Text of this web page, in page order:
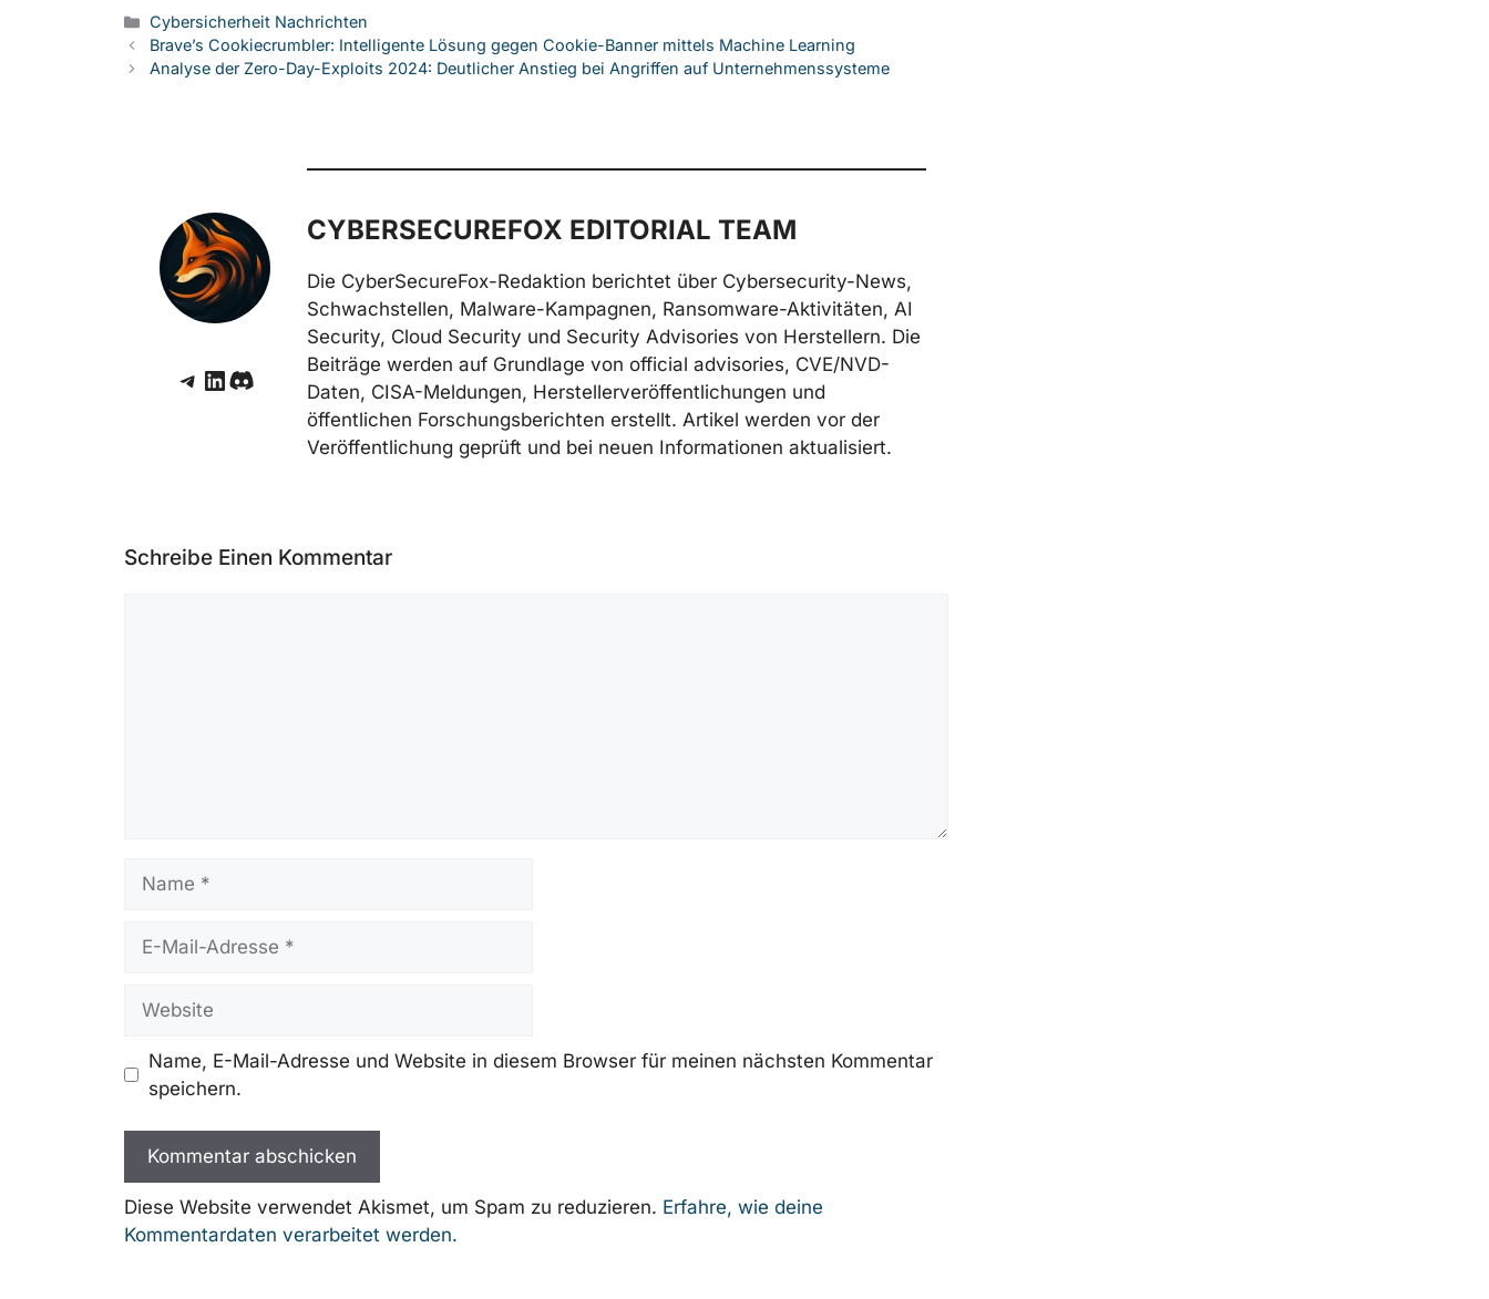
Kategorien
Cybersicherheit Nachrichten
Brave’s Cookiecrumbler: Intelligente Lösung gegen Cookie-Banner mittels Machine Learning
Analyse der Zero-Day-Exploits 2024: Deutlicher Anstieg bei Angriffen auf Unternehmenssysteme
Telegram
LinkedIn
Discord
CYBERSECUREFOX EDITORIAL TEAM
Die CyberSecureFox-Redaktion berichtet über Cybersecurity-News,
Schwachstellen, Malware-Kampagnen, Ransomware-Aktivitäten, AI
Security, Cloud Security und Security Advisories von Herstellern. Die
Beiträge werden auf Grundlage von official advisories, CVE/NVD-
Daten, CISA-Meldungen, Herstellerveröffentlichungen und
öffentlichen Forschungsberichten erstellt. Artikel werden vor der
Veröffentlichung geprüft und bei neuen Informationen aktualisiert.
Schreibe Einen Kommentar
Mail-
Name, E-Mail-Adresse und Website in diesem Browser für meinen nächsten Kommentar
speichern.
Diese Website verwendet Akismet, um Spam zu reduzieren. Erfahre, wie deine
Kommentardaten verarbeitet werden.